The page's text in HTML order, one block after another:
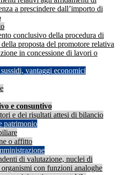
a prescindere dall’importo di
conclusivo della procedura di
proposta del promotore relativa
in concessione di lavori o
vantaggi economici
e consuntivo
e dei risultati attesi di bilancio
patrimonio
o affitto
di valutazione, nuclei di
con funzioni analoghe